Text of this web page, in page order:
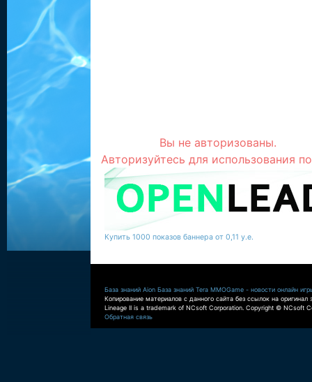
Вы не авторизованы.
Авторизуйтесь для использования
Купить 1000 показов баннера от 0,11 у.е.
База знаний Aion База знаний Tera MMOGame - новости онлайн
Копирование материалов с данного сайта без ссылок на оригинал
Lineage II is a trademark of NCsoft Corporation. Copyright © NCsoft
Обратная связь